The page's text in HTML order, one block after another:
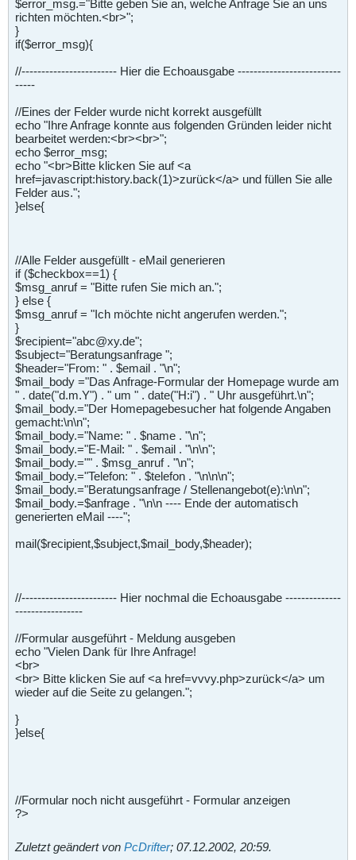
$error_msg.="Bitte geben Sie an, welche Anfrage Sie an uns
richten möchten.<br>";
}
if($error_msg){
//------------------------ Hier die Echoausgabe --------------------------
-----
//Eines der Felder wurde nicht korrekt ausgefüllt
echo "Ihre Anfrage konnte aus folgenden Gründen leider nicht
bearbeitet werden:<br><br>";
echo $error_msg;
echo "<br>Bitte klicken Sie auf <a
href=javascript:history.back(1)>zurück</a> und füllen Sie alle
Felder aus.";
}else{
//Alle Felder ausgefüllt - eMail generieren
if ($checkbox==1) {
$msg_anruf = "Bitte rufen Sie mich an.";
} else {
$msg_anruf = "Ich möchte nicht angerufen werden.";
}
$recipient="abc@xy.de";
$subject="Beratungsanfrage ";
$header="From: " . $email . "\n";
$mail_body ="Das Anfrage-Formular der Homepage wurde am
" . date("d.m.Y") . " um " . date("H:i") . " Uhr ausgeführt.\n";
$mail_body.="Der Homepagebesucher hat folgende Angaben
gemacht:\n\n";
$mail_body.="Name: " . $name . "\n";
$mail_body.="E-Mail: " . $email . "\n\n";
$mail_body.="" . $msg_anruf . "\n";
$mail_body.="Telefon: " . $telefon . "\n\n\n";
$mail_body.="Beratungsanfrage / Stellenangebot(e):\n\n";
$mail_body.=$anfrage . "\n\n ---- Ende der automatisch
generierten eMail ----";
mail($recipient,$subject,$mail_body,$header);
//------------------------ Hier nochmal die Echoausgabe --------------
-----------------
//Formular ausgeführt - Meldung ausgeben
echo "Vielen Dank für Ihre Anfrage!
<br>
<br> Bitte klicken Sie auf <a href=vvvy.php>zurück</a> um
wieder auf die Seite zu gelangen.";
}
}else{
//Formular noch nicht ausgeführt - Formular anzeigen
?>
Zuletzt geändert von PcDrifter; 07.12.2002, 20:59.